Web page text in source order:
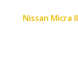
Pack